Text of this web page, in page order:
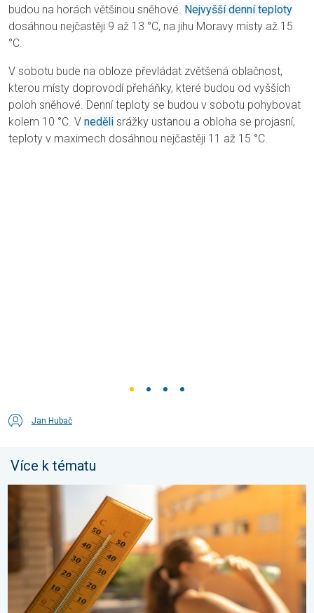
budou na horách většinou sněhové. Nejvyšší denní teploty
dosáhnou nejčastěji 9 až 13 °C, na jihu Moravy místy až 15
°C.
V sobotu bude na obloze převládat zvětšená oblačnost,
kterou místy doprovodí přeháňky, které budou od vyšších
poloh sněhové. Denní teploty se budou v sobotu pohybovat
kolem 10 °C. V neděli srážky ustanou a obloha se projasní,
teploty v maximech dosáhnou nejčastěji 11 až 15 °C.
Jan Hubač
Více k tématu
Meteorologické okénko: Vlna veder. Tropické teploty. . .